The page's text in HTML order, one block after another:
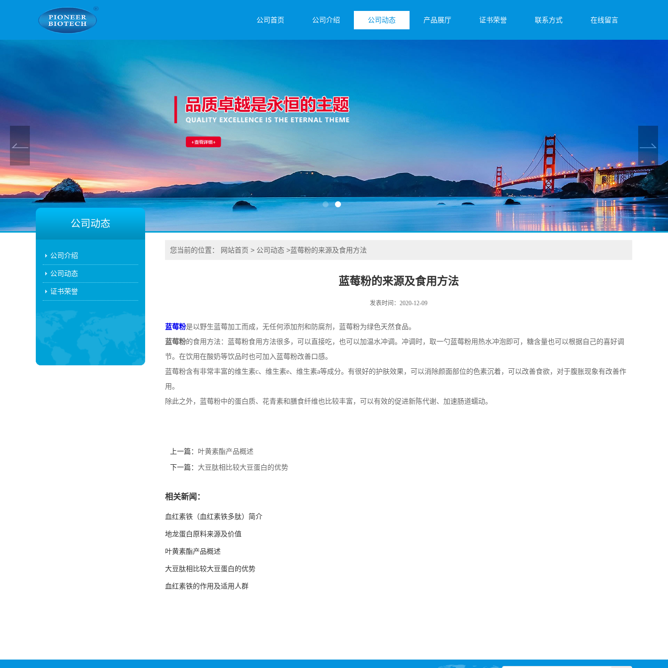
公司首页 公司介绍 公司动态 产品展厅 证书荣誉 联系方式 在线留言
公司动态
公司介绍
公司动态
证书荣誉
您当前的位置： 网站首页 > 公司动态 >蓝莓粉的来源及食用方法
蓝莓粉的来源及食用方法
发表时间：2020-12-09
蓝莓粉是以野生蓝莓加工而成，无任何添加剂和防腐剂，蓝莓粉为绿色天然食品。
蓝莓粉的食用方法：蓝莓粉食用方法很多，可以直接吃，也可以加温水冲调。冲调时，取一勺蓝莓粉用热水冲泡即可，糖含量也可以根据自己的喜好调
节。在饮用在酸奶等饮品时也可加入蓝莓粉改善口感。
蓝莓粉含有非常丰富的维生素c、维生素e、维生素a等成分。有很好的护肤效果，可以消除颜面部位的色素沉着，可以改善食欲，对于腹胀现象有改善作
用。
除此之外，蓝莓粉中的蛋白质、花青素和膳食纤维也比较丰富，可以有效的促进新陈代谢、加速肠道蠕动。
上一篇： 叶黄素酯产品概述
下一篇： 大豆肽相比较大豆蛋白的优势
相关新闻：
血红素铁（血红素铁多肽）简介
地龙蛋白原料来源及价值
叶黄素酯产品概述
大豆肽相比较大豆蛋白的优势
血红素铁的作用及适用人群